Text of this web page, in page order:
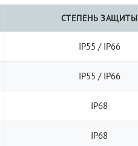
СТЕПЕНЬ ЗАЩИТЫ
IP55 / IP66
IP55 / IP66
IP68
IP68